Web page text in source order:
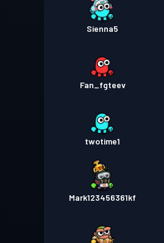
Sienna5
Fan_fgteev
twotime1
Mark123456361kf